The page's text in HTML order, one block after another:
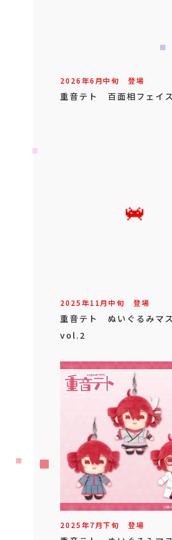
2026年6月中旬 登場
重音テト 百面相フェイ
2025年11月中旬 登場
重音テト ぬいぐるみマ
vol.2
2025年7月下旬 登場